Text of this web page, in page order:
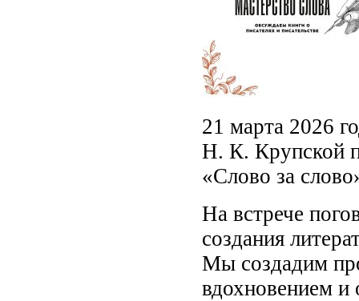
21 марта 2026
Н. К. Крупской
«Слово за
На встрече
создания
Мы создадим
вдохновением и